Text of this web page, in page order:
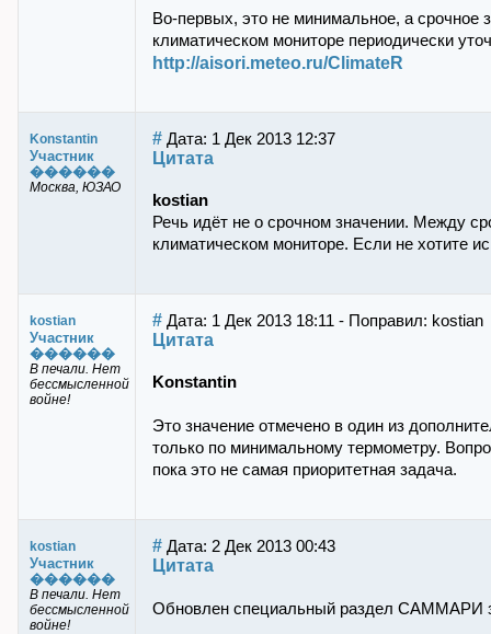
Во-первых, это не минимальное, а
климатическом мониторе периодически
http://aisori.meteo.ru/ClimateR
Konstantin
Участник
������
Москва, ЮЗАО
# Дата: 1 Дек 2013 12:37
Цитата
kostian
Речь идёт не о срочном значении. Между
климатическом мониторе. Если не хотите
kostian
Участник
������
В печали. Нет
бессмысленной
войне!
# Дата: 1 Дек 2013 18:11 - Поправил: kostian
Цитата
Konstantin
Это значение отмечено в один из
только по минимальному термометру.
пока это не самая приоритетная задача.
kostian
Участник
������
В печали. Нет
бессмысленной
войне!
# Дата: 2 Дек 2013 00:43
Цитата
Обновлен специальный раздел САММАРИ